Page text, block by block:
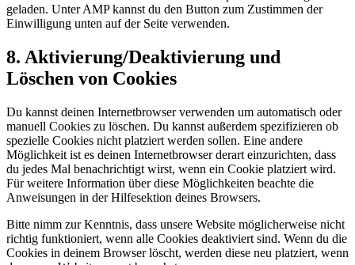
geladen. Unter AMP kannst du den Button zum Zustimmen der
Einwilligung unten auf der Seite verwenden.
8. Aktivierung/Deaktivierung und
Löschen von Cookies
Du kannst deinen Internetbrowser verwenden um automatisch oder
manuell Cookies zu löschen. Du kannst außerdem spezifizieren ob
spezielle Cookies nicht platziert werden sollen. Eine andere
Möglichkeit ist es deinen Internetbrowser derart einzurichten, dass
du jedes Mal benachrichtigt wirst, wenn ein Cookie platziert wird.
Für weitere Information über diese Möglichkeiten beachte die
Anweisungen in der Hilfesektion deines Browsers.
Bitte nimm zur Kenntnis, dass unsere Website möglicherweise nicht
richtig funktioniert, wenn alle Cookies deaktiviert sind. Wenn du die
Cookies in deinem Browser löscht, werden diese neu platziert, wenn